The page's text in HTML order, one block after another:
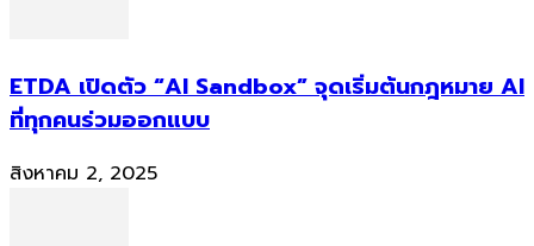
ETDA เปิดตัว “AI Sandbox” จุดเริ่มต้นกฎหมาย AI
ที่ทุกคนร่วมออกแบบ
สิงหาคม 2, 2025